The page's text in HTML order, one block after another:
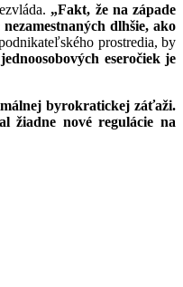
„Fakt, že na západe
dlhšie, ako
prostredia, by
eseročiek je
byrokratickej záťaži.
žiadne nové regulácie na